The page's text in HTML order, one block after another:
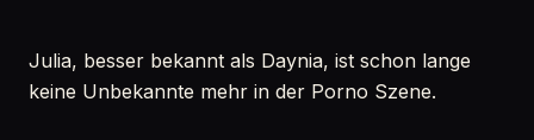
Julia, besser bekannt als Daynia, ist schon lange
keine Unbekannte mehr in der Porno Szene.